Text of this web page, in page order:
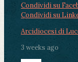
Condividi su
Condividi su
Arcidiocesi di
3 weeks ago